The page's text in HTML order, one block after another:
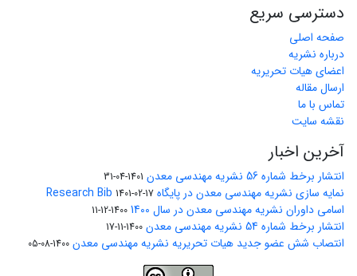
دسترسی سریع
صفحه اصلی
درباره نشریه
اعضای هیات تحریریه
ارسال مقاله
تماس با ما
نقشه سایت
آخرین اخبار
انتشار برخط شماره 56 نشریه مهندسی معدن 1401-04-31
نمایه سازی نشریه مهندسی معدن در پایگاه Research Bib 1401-02-17
اسامی داوران نشریه مهندسی معدن در سال 1400 1400-12-11
انتشار برخط شماره 54 نشریه مهندسی معدن 1400-11-17
انتصاب شش عضو جدید هیات تحریریه نشریه مهندسی معدن 1400-08-05